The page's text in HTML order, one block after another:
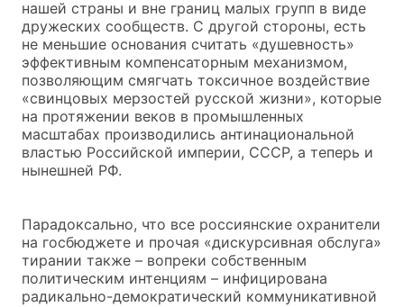
нашей страны и вне границ малых групп в виде
дружеских сообществ. С другой стороны, есть
не меньшие основания считать «душевность»
эффективным компенсаторным механизмом,
позволяющим смягчать токсичное воздействие
«свинцовых мерзостей русской жизни», которые
на протяжении веков в промышленных
масштабах производились антинациональной
властью Российской империи, СССР, а теперь и
нынешней РФ.
Парадоксально, что все россиянские охранители
на госбюджете и прочая «дискурсивная обслуга»
тирании также – вопреки собственным
политическим интенциям – инфицирована
радикально-демократический коммуникативной